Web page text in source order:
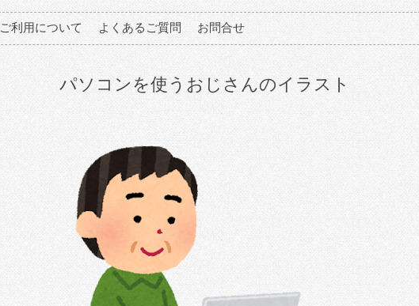
ご利用について よくあるご質問 お問合せ
パソコンを使うおじさんのイラスト